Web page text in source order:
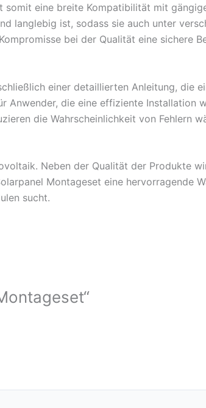
eine breite Kompatibilität mit
langlebig ist, sodass sie auch unter
bei der Qualität eine sichere
einer detaillierten Anleitung, die
die eine effiziente Installation
die Wahrscheinlichkeit von Fehlern
Neben der Qualität der Produkte
Montageset eine hervorragende
sucht.